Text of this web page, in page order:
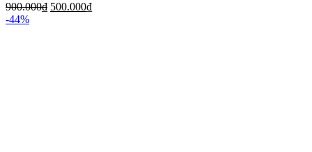
900.000₫ 500.000₫
-44%